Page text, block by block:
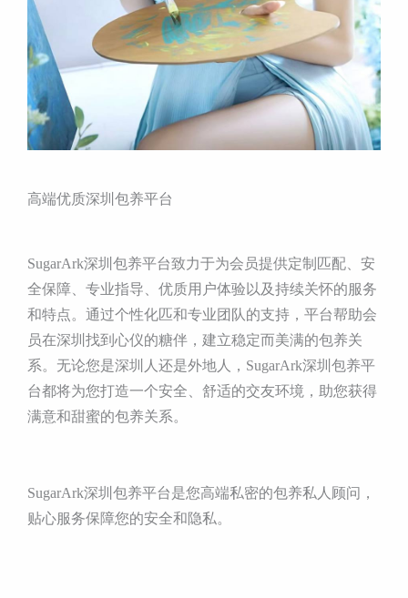
高端优质深圳包养平台
SugarArk深圳包养平台致力于为会员提供定制匹配、安
全保障、专业指导、优质用户体验以及持续关怀的服务
和特点。通过个性化匹和专业团队的支持，平台帮助会
员在深圳找到心仪的糖伴，建立稳定而美满的包养关
系。无论您是深圳人还是外地人，SugarArk深圳包养平
台都将为您打造一个安全、舒适的交友环境，助您获得
满意和甜蜜的包养关系。
SugarArk深圳包养平台是您高端私密的包养私人顾问，
贴心服务保障您的安全和隐私。